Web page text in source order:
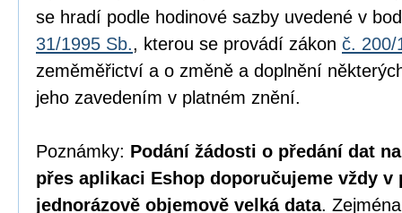
se hradí podle hodinové sazby uvedené v
31/1995 Sb., kterou se provádí zákon č. 200/
zeměměřictví a o změně a doplnění
jeho zavedením v platném znění.
Poznámky: Podání žádosti o předání dat
přes aplikaci Eshop doporučujeme vždy
jednorázově objemově velká data.